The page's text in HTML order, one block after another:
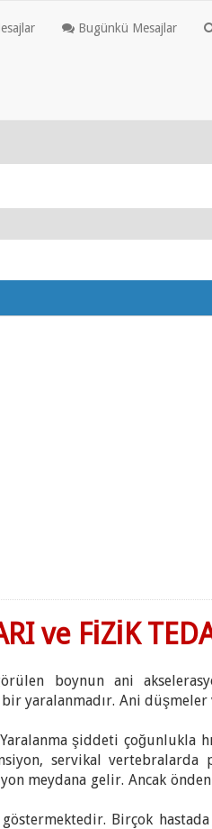
Bugünkü Mesajlar
ve FİZİK
boynun ani
yaralanmadır. Ani
şiddeti çoğunlukla
servikal vertebralarda
meydana gelir. Ancak
Birçok